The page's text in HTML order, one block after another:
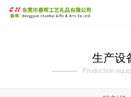
生产设
Production